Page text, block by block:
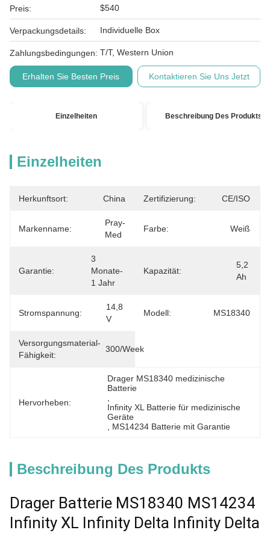
Preis: $540
Verpackungsdetails: Individuelle Box
Zahlungsbedingungen: T/T, Western Union
Erhalten Sie Besten Preis Kontaktieren Sie Uns Jetzt
Einzelheiten Beschreibung Des Produkts
Einzelheiten
Herkunftsort: China Zertifizierung: CE/ISO
Markenname:
Pray-
Med
Farbe: Weiß
Garantie:
3
Monate-
1 Jahr
Kapazität:
5,2
Ah
Stromspannung:
14,8
V
Modell: MS18340
Versorgungsmaterial-
Fähigkeit:
300/Week
Hervorheben:
Drager MS18340 medizinische
Batterie
Infinity XL Batterie für medizinische
Geräte
MS14234 Batterie mit Garantie
Beschreibung Des Produkts
Drager Batterie MS18340 MS14234
Infinity XL Infinity Delta Infinity Delta